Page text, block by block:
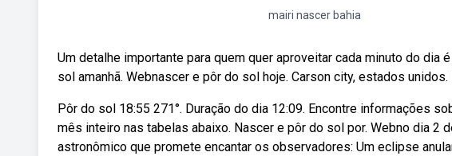
mairi nascer bahia
Um detalhe importante para quem quer aproveitar cada minuto do dia
sol amanhã. Webnascer e pôr do sol hoje. Carson city, estados
Pôr do sol 18:55 271°. Duração do dia 12:09. Encontre informações
mês inteiro nas tabelas abaixo. Nascer e pôr do sol por. Webno dia 2
astronômico que promete encantar os observadores: Um eclipse